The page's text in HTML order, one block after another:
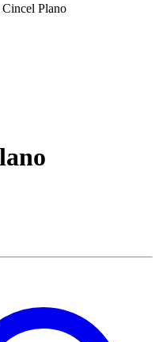
Cincel Plano